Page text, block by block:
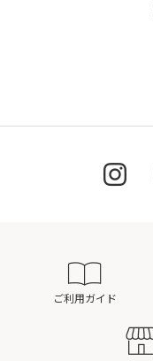
ご利用ガイド